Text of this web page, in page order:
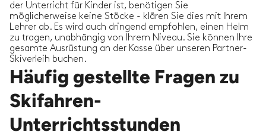
der Unterricht für Kinder ist, benötigen Sie
möglicherweise keine Stöcke - klären Sie dies mit Ihrem
Lehrer ab. Es wird auch dringend empfohlen, einen Helm
zu tragen, unabhängig von Ihrem Niveau. Sie können Ihre
gesamte Ausrüstung an der Kasse über unseren Partner-
Skiverleih buchen.
Häufig gestellte Fragen zu
Skifahren-
Unterrichtsstunden